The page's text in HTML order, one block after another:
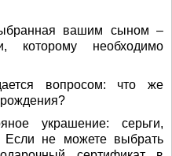
вашим сыном –
которому необходимо
вопросом: что же
украшение: серьги,
Если не можете выбрать